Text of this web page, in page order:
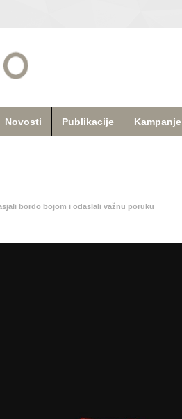
Novosti Publikacije Kampanje
bordo bojom i odaslali važnu poruku